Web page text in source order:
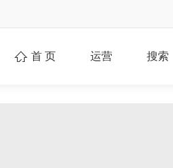
 首 页 运营 搜索